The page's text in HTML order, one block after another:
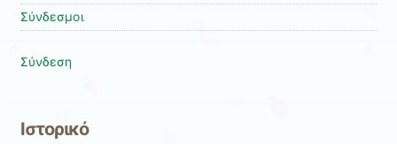
Σύνδεσμοι
Σύνδεση
Ιστορικό